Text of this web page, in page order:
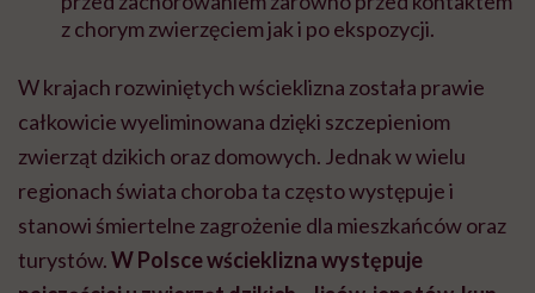
z chorym zwierzęciem jak i po ekspozycji.
W krajach rozwiniętych wścieklizna została prawie
całkowicie wyeliminowana dzięki szczepieniom
zwierząt dzikich oraz domowych. Jednak w wielu
regionach świata choroba ta często występuje i
stanowi śmiertelne zagrożenie dla mieszkańców oraz
turystów.W Polsce wścieklizna występuje